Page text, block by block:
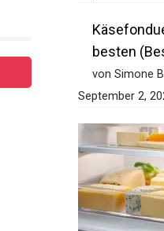
besten
von Simone
September 2,